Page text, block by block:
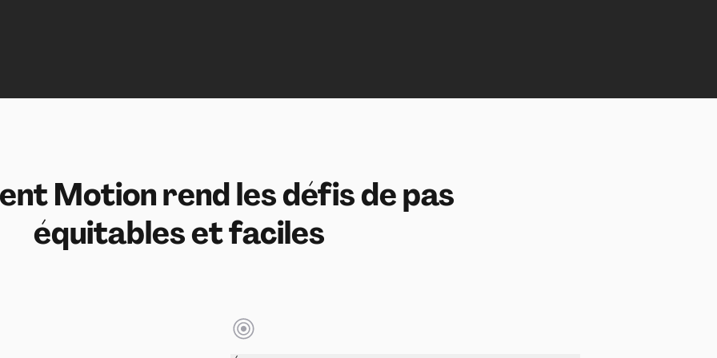
Motion rend les défis de pas
équitables et faciles